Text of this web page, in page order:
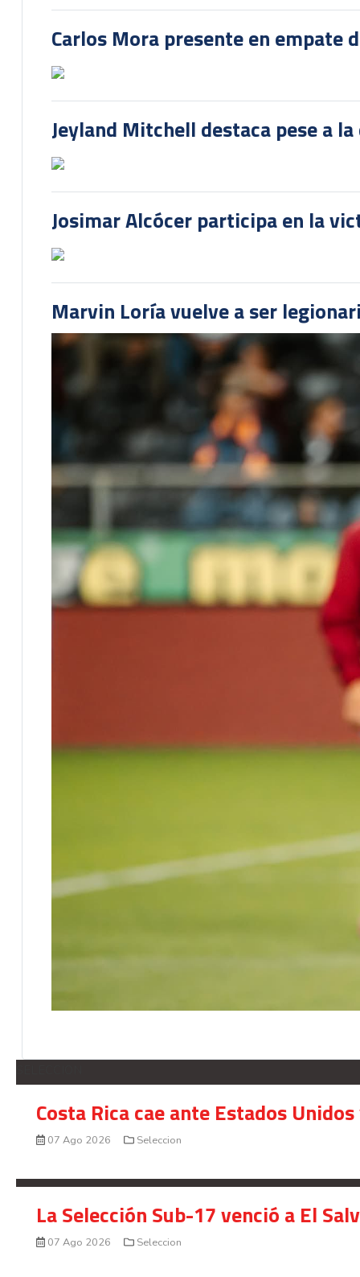
Carlos Mora presente en empate
Jeyland Mitchell destaca pese a
Josimar Alcócer participa en la
Marvin Loría vuelve a ser
Costa Rica cae ante Estados
07 Ago 2026 Seleccion
La Selección Sub-17 venció a El
07 Ago 2026 Seleccion